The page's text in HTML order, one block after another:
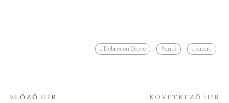
#Debrecen Drive #autó #jármu
ELŐZŐ HÍR KÖVETKEZŐ HÍR